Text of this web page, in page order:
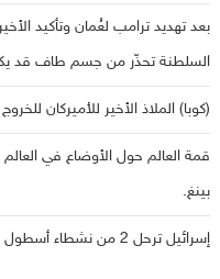
بعد تهديد ترامب لعُمان وتأكيد
السلطنة تحذّر من جسم طاف قد
(كوبا) الملاذ الأخير للأميركان
قمة العالم حول الأوضاع في
بينغ.
إسرائيل ترحل 2 من نشطاء أسطول مساعدات كان متجها إلى غزة